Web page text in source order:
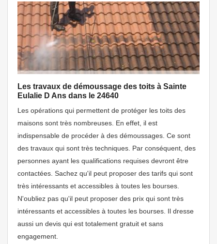
Les travaux de démoussage des toits à Sainte
Eulalie D Ans dans le 24640
Les opérations qui permettent de protéger les toits des
maisons sont très nombreuses. En effet, il est
indispensable de procéder à des démoussages. Ce sont
des travaux qui sont très techniques. Par conséquent, des
personnes ayant les qualifications requises devront être
contactées. Sachez qu'il peut proposer des tarifs qui sont
très intéressants et accessibles à toutes les bourses.
N'oubliez pas qu'il peut proposer des prix qui sont très
intéressants et accessibles à toutes les bourses. Il dresse
aussi un devis qui est totalement gratuit et sans
engagement.